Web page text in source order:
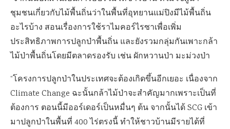
ชุมชนเกี่ยวกับไม้พื้นถิ่นว่าในพื้นที่อุทยานแม่ปิงมีไม้พื้นถิ่น
อะไรบ้าง สอนเรื่องการใช้ราไมคอร์ไรซาเพื่อเพิ่ม
ประสิทธิภาพการปลูกป่าพื้นถิ่น และยังรวมกลุ่มกันเพาะกล้า
ไม้ป่าพื้นถิ่นโดยมีตลาดรองรับ เช่น ผักหวานป่า มะม่วงป่า
“โครงการปลูกป่าในประเทศจะต้องเกิดขึ้นอีกเยอะ เนื่องจาก
Climate Change ฉะนั้นกล้าไม้ป่าจะสำคัญมากเพราะเป็นที่
ต้องการ ตอนนี้มีออร์เดอร์เป็นหมื่นๆ ต้น จากนั้นได้ SCG เข้า
มาปลูกป่าในพื้นที่ 400 ไร่ตรงนี้ ทำให้ชาวบ้านมีรายได้ที่